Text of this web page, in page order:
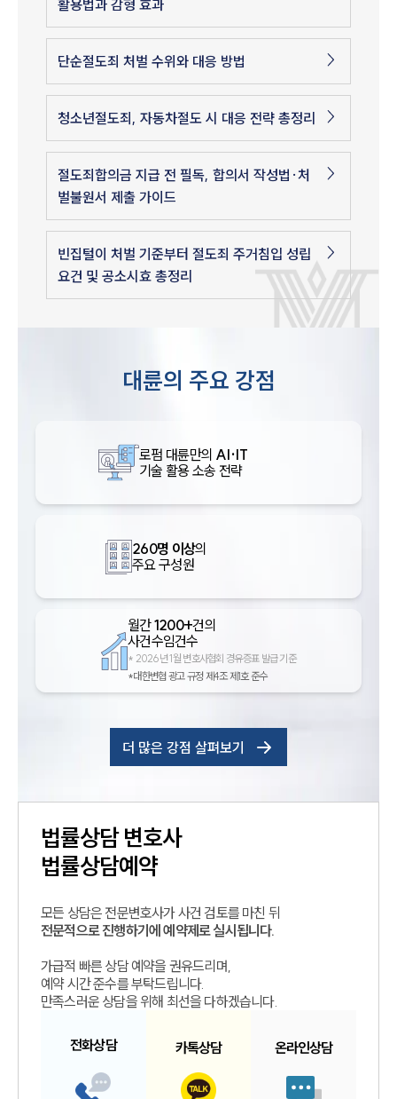
활용법과 감형 효과
단순절도죄 처벌 수위와 대응 방법
청소년절도죄, 자동차절도 시 대응 전략 총정리
절도죄합의금 지급 전 필독, 합의서 작성법·처
벌불원서 제출 가이드
빈집털이 처벌 기준부터 절도죄 주거침입 성립
요건 및 공소시효 총정리
대륜의 주요 강점
로펌 대륜만의 AI·IT
기술 활용 소송 전략
260명 이상의
주요 구성원
월간1200+건의
사건수임건수
* 2026년 1월 변호사협회 경유증표 발급 기준
*대한변협 광고 규정 제4조 제1호 준수
더 많은 강점 살펴보기
법률상담변호사
법률상담예약
모든 상담은 전문변호사가 사건 검토를 마친 뒤
전문적으로 진행하기에 예약제로 실시됩니다.
가급적 빠른 상담 예약을 권유드리며,
예약 시간 준수를 부탁드립니다.
만족스러운 상담을 위해 최선을 다하겠습니다.
전화상담 카톡상담 온라인상담